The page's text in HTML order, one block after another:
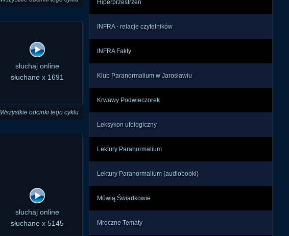
słuchaj online
słuchane x 1691
Wszystkie odcinki tego cyklu
słuchaj online
słuchane x 5145
Hiperprzestrzeń
INFRA - relacje czytelników
INFRA Fakty
Klub Paranormalium w Jarosławiu
Krwawy Podwieczorek
Leksykon ufologiczny
Lektury Paranormalium
Lektury Paranormalium (audiobooki)
Mówią Świadkowie
Mroczne Tematy